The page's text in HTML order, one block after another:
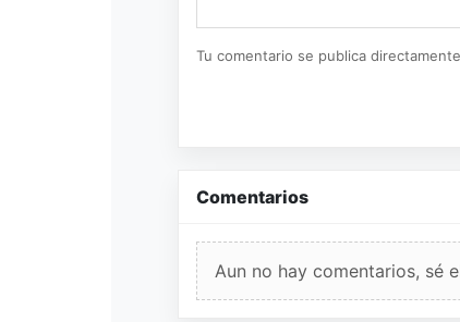
Tu comentario se publica
Comentarios
Aun no hay comentarios, sé